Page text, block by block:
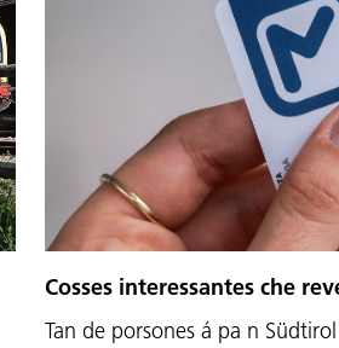
Cosses interessantes che
Tan de porsones á pa n